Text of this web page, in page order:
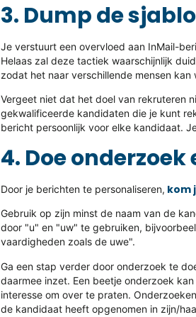
3. Dump de
Je verstuurt een overvloed aan InMail-
Helaas zal deze tactiek waarschijnlijk
zodat het naar verschillende mensen
Vergeet niet dat het doel van rekruteren
gekwalificeerde kandidaten die je kunt
bericht persoonlijk voor elke kandidaat.
4. Doe
Door je berichten te personaliseren, kom
Gebruik op zijn minst de naam van de
door "u" en "uw" te gebruiken,
vaardigheden zoals de uwe".
Ga een stap verder door onderzoek te
daarmee inzet. Een beetje onderzoek
interesse om over te praten.
de kandidaat heeft opgenomen in zijn/